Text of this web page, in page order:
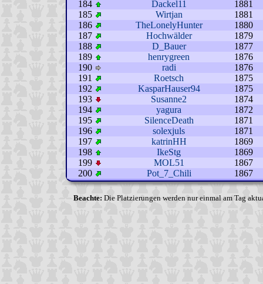
184
Dackel11
1881
185
Wirtjan
1881
186
TheLonelyHunter
1880
187
Hochwälder
1879
188
D_Bauer
1877
189
henrygreen
1876
190
radi
1876
191
Roetsch
1875
192
KasparHauser94
1875
193
Susanne2
1874
194
yagura
1872
195
SilenceDeath
1871
196
solexjuls
1871
197
katrinHH
1869
198
IkeStg
1869
199
MOL51
1867
200
Pot_7_Chili 1867
Beachte: Die Platzierungen werden nur einmal am Tag